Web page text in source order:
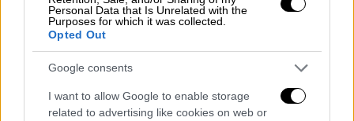
Personal Data that Is Unrelated with the
Purposes for which it was collected.
Opted Out
Google consents
I want to allow Google to enable storage
related to advertising like cookies on web or